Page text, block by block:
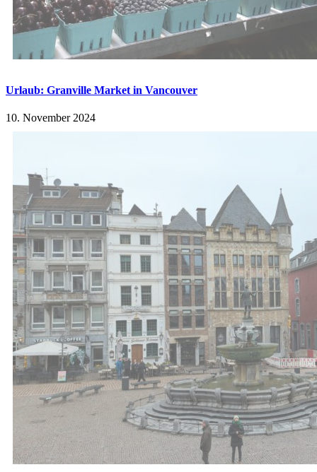
Urlaub: Granville Market in Vancouver
10. November 2024